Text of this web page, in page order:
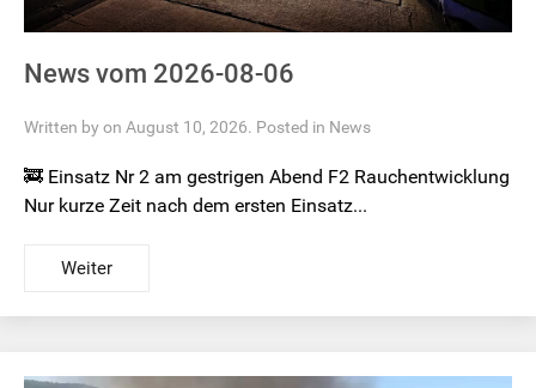
News vom 2026-08-06
Written by on August 10, 2026. Posted in News
🚒 Einsatz Nr 2 am gestrigen Abend F2 Rauchentwicklung
Nur kurze Zeit nach dem ersten Einsatz...
Weiter